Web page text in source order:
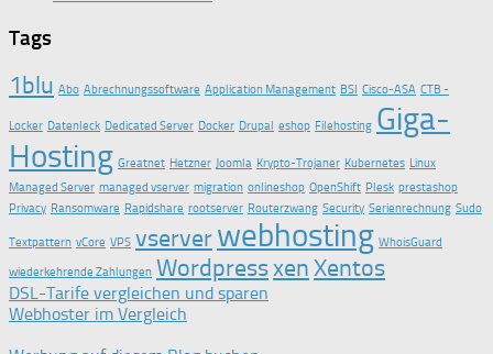
Tags
1blu Abo Abrechnungssoftware Application Management BSI Cisco-ASA CTB -
Locker Datenleck Dedicated Server Docker Drupal eshop Filehosting Giga-
Hosting Greatnet Hetzner Joomla Krypto-Trojaner Kubernetes Linux
Managed Server managed vserver migration onlineshop OpenShift Plesk prestashop
Privacy Ransomware Rapidshare rootserver Routerzwang Security Serienrechnung Sudo
Textpattern vCore VPS vserverwebhosting WhoisGuard
wiederkehrende Zahlungen WordpressxenXentos
DSL-Tarife vergleichen und sparen
Webhoster im Vergleich